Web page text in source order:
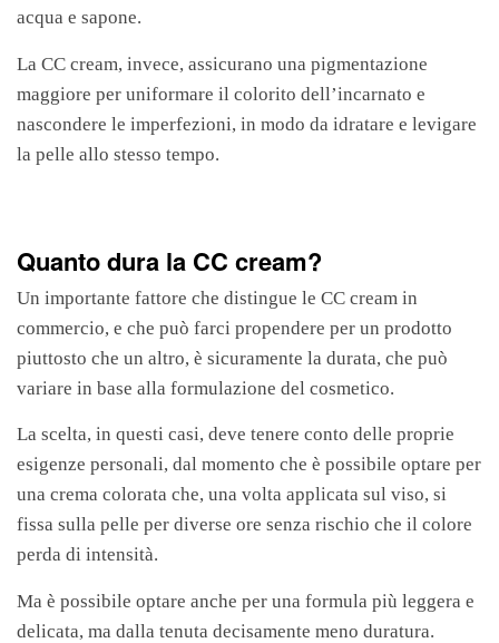
acqua e sapone.
La CC cream, invece, assicurano una pigmentazione
maggiore per uniformare il colorito dell’incarnato e
nascondere le imperfezioni, in modo da idratare e levigare
la pelle allo stesso tempo.
Quanto dura la CC cream?
Un importante fattore che distingue le CC cream in
commercio, e che può farci propendere per un prodotto
piuttosto che un altro, è sicuramente la durata, che può
variare in base alla formulazione del cosmetico.
La scelta, in questi casi, deve tenere conto delle proprie
esigenze personali, dal momento che è possibile optare per
una crema colorata che, una volta applicata sul viso, si
fissa sulla pelle per diverse ore senza rischio che il colore
perda di intensità.
Ma è possibile optare anche per una formula più leggera e
delicata, ma dalla tenuta decisamente meno duratura.